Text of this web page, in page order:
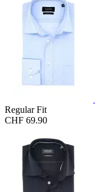
Regular Fit
CHF 69.90